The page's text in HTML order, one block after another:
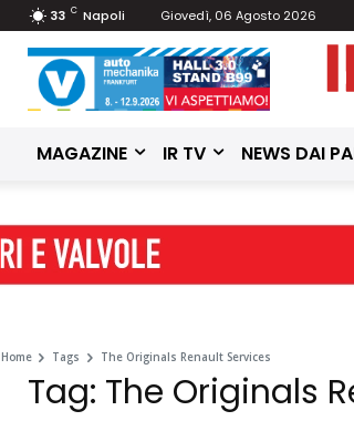
33 C Napoli Giovedì, 06 Agosto 2026
MAGAZINE IR TV NEWS DAI
Home Tags The Originals Renault Services
Tag: The Originals